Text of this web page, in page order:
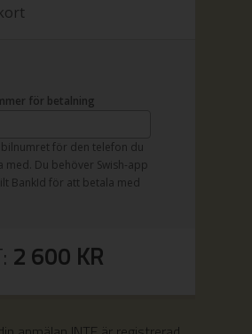
för betalning
för den telefon du
med. Du behöver Swish-app
BankId för att betala med
2 600 KR